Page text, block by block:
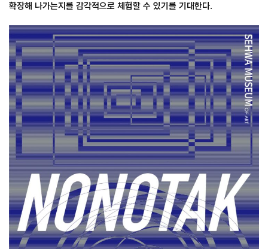
EXHIBITION
확장해 나가는지를 감각적으로 체험할 수 있기를 기대한다.